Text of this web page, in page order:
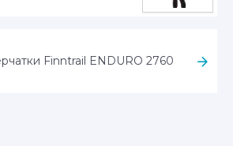
Finntrail ENDURO 2760